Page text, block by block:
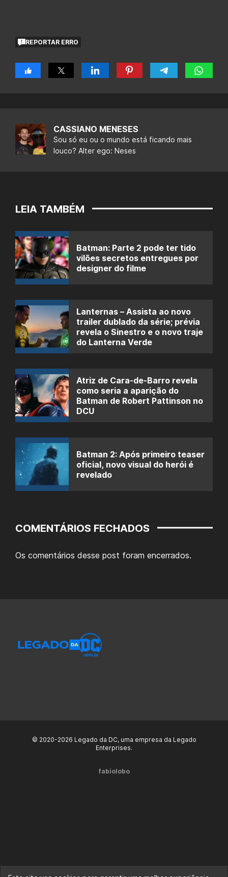
REPORTAR ERRO
CASSIANO MENESES
Sou só eu ou o mundo está ficando mais
louco? Alter ego: Neses
LEIA TAMBÉM
Batman: Parte 2 pode ter tido
vilões secretos entregues por
designer do filme
Lanternas – Assista ao novo
trailer dublado da série; prévia
revela o Sinestro e o novo traje
do Lanterna Verde
Atriz de Cara-de-Barro revela
como seria a aparição do
Batman de Robert Pattinson no
DCU
Batman 2: Após primeiro teaser
oficial, novo visual do herói é
revelado
COMENTÁRIOS FECHADOS
Os comentários desse post foram encerrados.
© 2020-2026 Legado da DC, uma empresa da Legado
Enterprises.
fabiolobo